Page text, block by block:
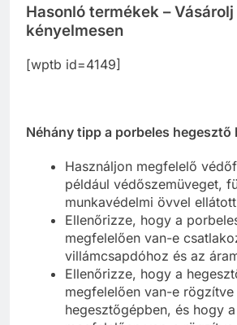
Hasonló termékek –
kényelmesen
[wptb id=4149]
Néhány tipp a porbeles hegesztő
Használjon megfelelő
például védőszemüveget,
munkavédelmi övvel
Ellenőrizze, hogy a
megfelelően van-e
villámcsapdóhoz és az
Ellenőrizze, hogy a
megfelelően van-e rögzítve
hegesztőgépben, és hogy